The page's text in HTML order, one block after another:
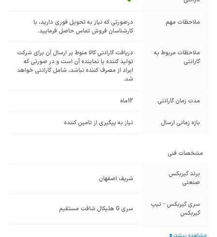
ملاحظات مهم
درصورتی که نیاز به تحویل فوری دارید، با
کارشناسان فروش تماس حاصل فرمایید.
ملاحظات مربوط به
گارانتی
دریافت گارانتی کالا منوط بر ارسال آن برای شرکت
تولید کننده یا نماینده آن است و در صورتی که
ایراد از مصرف کننده نباشد، شامل گارانتی خواهد
شد.
مدت زمان گارانتی 12ماه
بازه زمانی ارسال نیاز به پیگیری از تامین کننده
مشخصات فنی
برند گیربکس
صنعتی
شریف اصفهان
سری گیربکس - تیپ
گیربکس
سری G هلیکال شافت مستقیم
تیپ گیربکس